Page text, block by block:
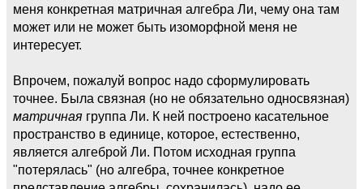
меня конкретная матричная алгебра Ли, чему она там
может или не может быть изоморфной меня не
интересует.
Впрочем, пожалуй вопрос надо сформулировать
точнее. Была связная (но не обязательно односвязная)
матричная группа Ли. К ней построено касательное
пространство в единице, которое, естественно,
является алгеброй Ли. Потом исходная группа
"потерялась" (но алгебра, точнее конкретное